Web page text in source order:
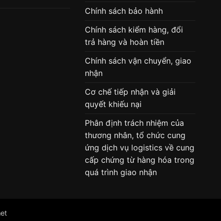
Chính sách bảo hành
Chính sách kiểm hàng, đổi
trả hàng và hoàn tiền
Chính sách vận chuyển, giao
nhận
Cơ chế tiếp nhận và giải
quyết khiếu nại
Phân định trách nhiệm của
thương nhân, tổ chức cung
ứng dịch vụ logistics về cung
cấp chứng từ hàng hóa trong
quá trình giao nhận